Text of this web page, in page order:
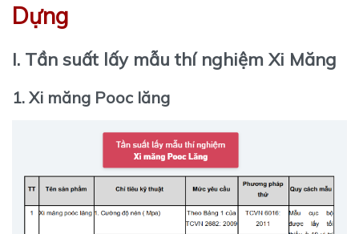
Dựng
I. Tần suất lấy mẫu thí nghiệm Xi Măng
1. Xi măng Pooc lăng